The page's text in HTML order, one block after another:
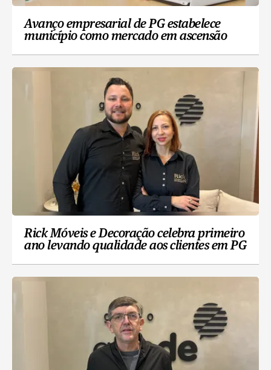
Avanço empresarial de PG estabelece
município como mercado em ascensão
Rick Móveis e Decoração celebra primeiro
ano levando qualidade aos clientes em PG